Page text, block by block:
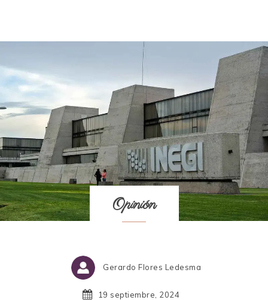
Opinión
Gerardo Flores Ledesma
19 septiembre, 2024